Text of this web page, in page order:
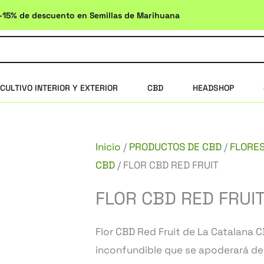
-15% de descuento en Semillas de Marihuana
CULTIVO INTERIOR Y EXTERIOR CBD HEADSHOP
Inicio / PRODUCTOS DE CBD /
CBD / FLOR CBD RED FRUIT
FLOR CBD RED
Flor CBD Red Fruit de La Catalana
inconfundible que se apoderará